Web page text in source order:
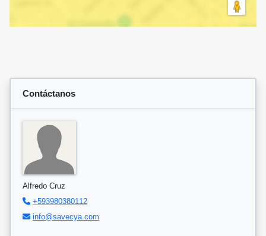
Contáctanos
Alfredo Cruz
+593980380112
info@savecya.com